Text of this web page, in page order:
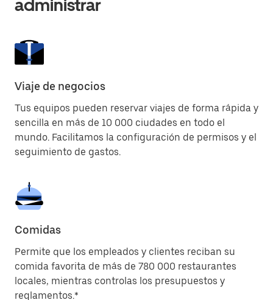
administrar
Viaje de negocios
Tus equipos pueden reservar viajes de forma rápida y
sencilla en más de 10 000 ciudades en todo el
mundo. Facilitamos la configuración de permisos y el
seguimiento de gastos.
Comidas
Permite que los empleados y clientes reciban su
comida favorita de más de 780 000 restaurantes
locales, mientras controlas los presupuestos y
reglamentos.*